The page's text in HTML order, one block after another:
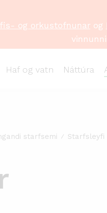
Haf og vatn Náttúra
og orkustofnunarog
starfsemi Starfsleyfi